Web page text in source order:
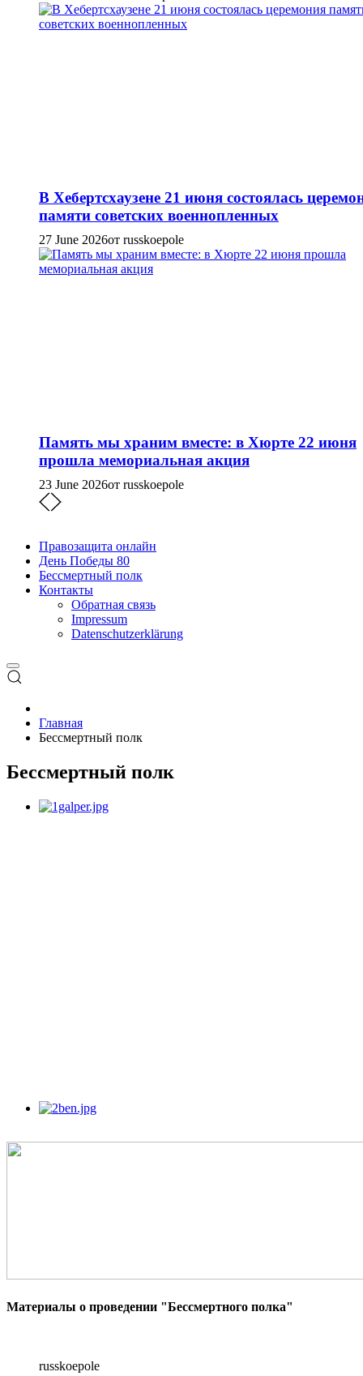
В Хебертсхаузене 21 июня состоялась
памяти советских военнопленных
27 June 2026от russkoepole
Память мы храним вместе: в Хюрте 22 июня
прошла мемориальная акция
23 June 2026от russkoepole
Правозащита онлайн
День Победы 80
Бессмертный полк
Контакты
Обратная связь
Impressum
Datenschutzerklärung
Главная
Бессмертный полк
Бессмертный полк
Материалы о проведении "Бессмертного полка"
russkoepole